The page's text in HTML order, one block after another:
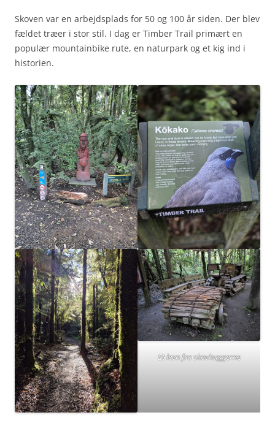
Skoven var en arbejdsplads for 50 og 100 år siden. Der blev
fældet træer i stor stil. I dag er Timber Trail primært en
populær mountainbike rute, en naturpark og et kig ind i
historien.
Et levn fra skovhuggerne